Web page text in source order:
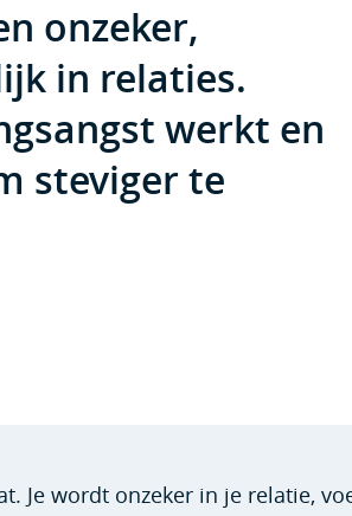
onzeker,
in relaties.
werkt en
steviger te
Je wordt onzeker in je relatie,